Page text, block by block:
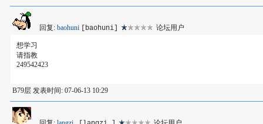
回复: baohuni [baohuni] 论坛用户
想学习
请指教
249542423
B79层 发表时间: 07-06-13 10:29